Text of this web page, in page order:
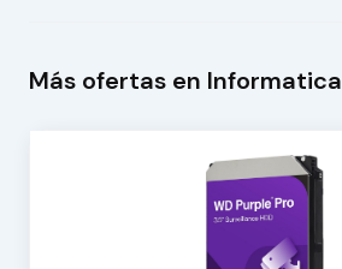
Más ofertas en Informatica